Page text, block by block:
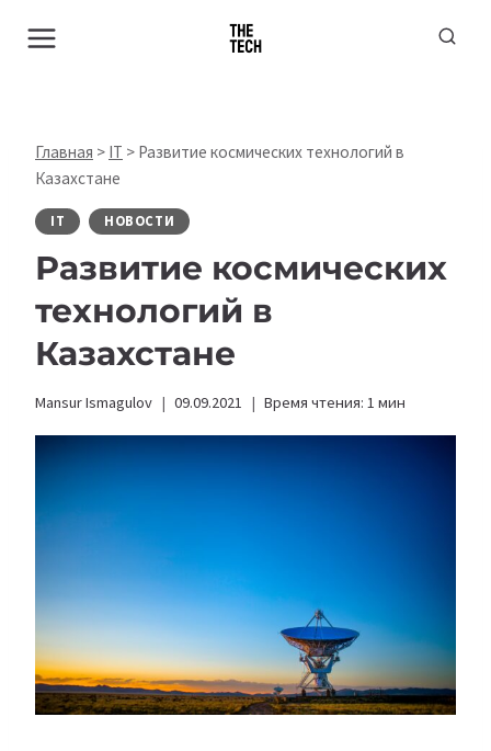
Главная > IT > Развитие космических технологий в
Казахстане
IT НОВОСТИ
Развитие космических
технологий в
Казахстане
Mansur Ismagulov 09.09.2021 Время чтения: 1 мин